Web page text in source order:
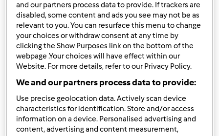
Bocconcini di pollo alla
birra con verdure
(TM21)
da
0 1 -- 4
and our partners process data to provide. If trackers are
disabled, some content and ads you see may not be as
relevant to you. You can resurface this menu to change
your choices or withdraw consent at any time by
clicking the Show Purposes link on the bottom of the
webpage .Your choices will have effect within our
Website. For more details, refer to our Privacy Policy.
We and our partners process data to provide:
Use precise geolocation data. Actively scan device
characteristics for identification. Store and/or access
information on a device. Personalised advertising and
content, advertising and content measurement,